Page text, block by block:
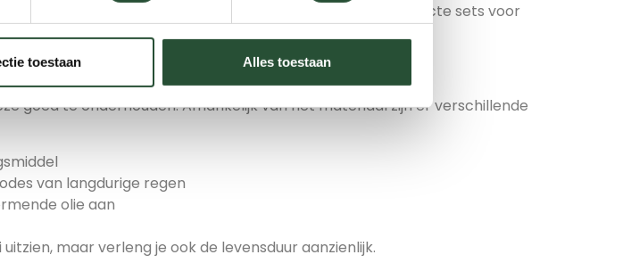
toestaan Alles toestaan
bank loungeset die aansluit bij jouw wensen. Van compacte sets voor
goed te onderhouden. Afhankelijk van het materiaal zijn er verschillende
van langdurige regen
olie aan
maar verleng je ook de levensduur aanzienlijk.